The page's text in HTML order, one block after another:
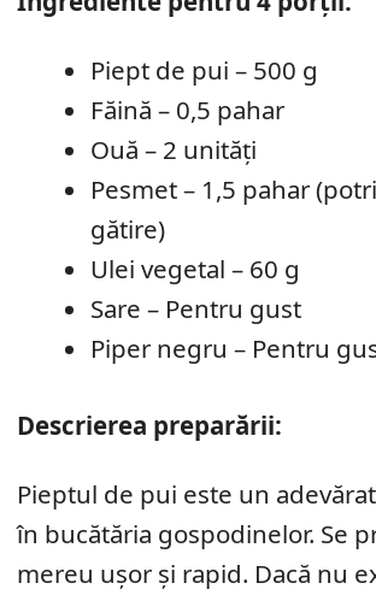
Piept de pui – 500 g
Făină – 0,5 pahar
Ouă – 2 unități
Pesmet – 1,5 pahar
gătire)
Ulei vegetal – 60 g
Sare – Pentru gust
Piper negru – Pentru
Descrierea preparării:
Pieptul de pui este un
în bucătăria gospodinelor. Se
mereu ușor și rapid. Dacă nu